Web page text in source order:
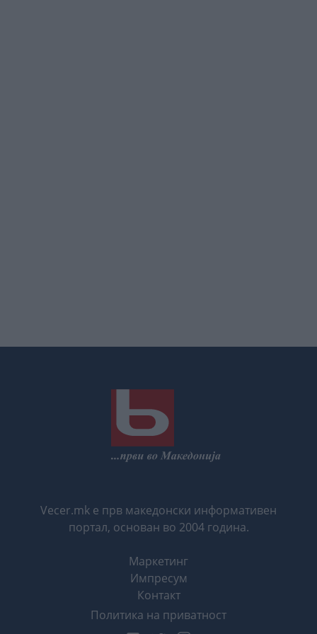
Vecer.mk е прв македонски информативен
портал, основан во 2004 година.
Маркетинг
Импресум
Контакт
Политика на приватност